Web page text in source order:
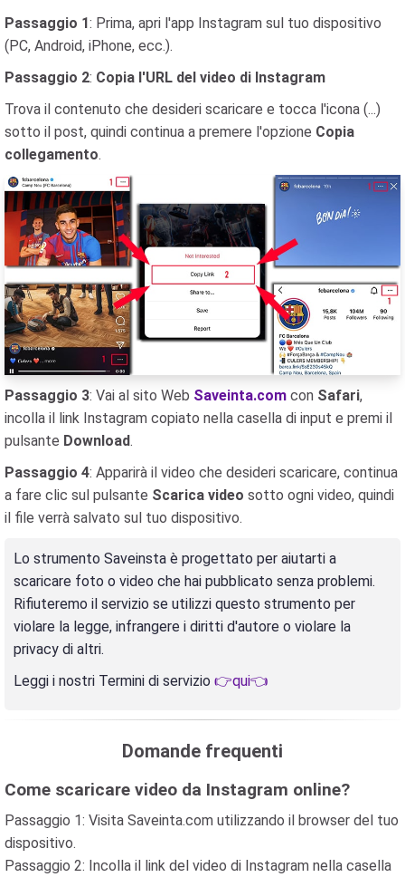
Passaggio 1: Prima, apri l'app Instagram sul tuo dispositivo
(PC, Android, iPhone, ecc.).
Passaggio 2: Copia l'URL del video di Instagram
Trova il contenuto che desideri scaricare e tocca l'icona (...)
sotto il post, quindi continua a premere l'opzione Copia
collegamento.
Passaggio 3: Vai al sito Web Saveinta.com con Safari,
incolla il link Instagram copiato nella casella di input e premi il
pulsante Download.
Passaggio 4: Apparirà il video che desideri scaricare, continua
a fare clic sul pulsante Scarica video sotto ogni video, quindi
il file verrà salvato sul tuo dispositivo.
Lo strumento Saveinsta è progettato per aiutarti a
scaricare foto o video che hai pubblicato senza problemi.
Rifiuteremo il servizio se utilizzi questo strumento per
violare la legge, infrangere i diritti d'autore o violare la
privacy di altri.
Leggi i nostri Termini di servizio 👉qui👈
Domande frequenti
Come scaricare video da Instagram online?
Passaggio 1: Visita Saveinta.com utilizzando il browser del tuo
dispositivo.
Passaggio 2: Incolla il link del video di Instagram nella casella